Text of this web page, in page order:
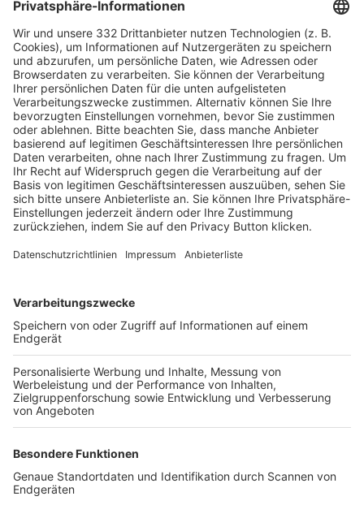
HÄUFIG BESUCHTE SEITEN
Pässe und Vereinswechsel
Trainerausbildung
Schulungsangebot Vereinsmitarbeiter
BFV-Geschäftsstellen
Trainerbörse
Login SpielPlus
FOLGE DEM BFV
TOP-VEREINE
TOP-PARTNER